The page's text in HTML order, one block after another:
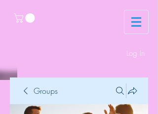
Log In
Groups